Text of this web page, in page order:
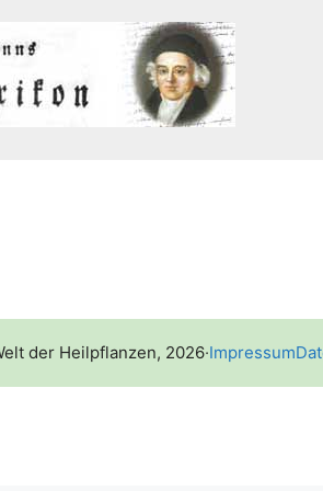
der Heilpflanzen, 2026·Impressum